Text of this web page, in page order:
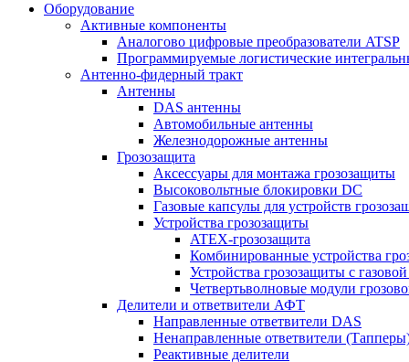
Оборудование
Активные компоненты
Аналогово цифровые преобразователи ATSP
Программируемые логистические
Антенно-фидерный тракт
Антенны
DAS антенны
Автомобильные антенны
Железнодорожные антенны
Грозозащита
Аксессуары для монтажа грозозащиты
Высоковольтные блокировки DC
Газовые капсулы для устройств
Устройства грозозащиты
ATEX-грозозащита
Комбинированные устройства
Устройства грозозащиты с
Четвертьволновые модули
Делители и ответвители АФТ
Направленные ответвители DAS
Ненаправленные ответвители
Реактивные делители